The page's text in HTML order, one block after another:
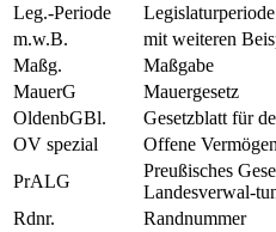
Leg.-Periode
Legislaturperiode
m.w.B.
mit weiteren
Maßg.
Maßgabe
MauerG
Mauergesetz
OldenbGBl.
Gesetzblatt für
OV spezial
Offene
PrALG
Preußisches
Landesverwal-
Rdnr.
Randnummer